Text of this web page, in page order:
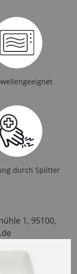
durch Splitter
1, 95100,